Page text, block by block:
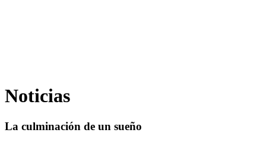
Noticias
La culminación de un sueño